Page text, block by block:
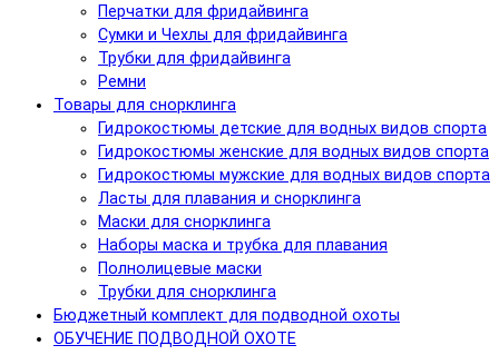
Перчатки для фридайвинга
Сумки и Чехлы для фридайвинга
Трубки для фридайвинга
Ремни
Товары для снорклинга
Гидрокостюмы детские для водных видов спорта
Гидрокостюмы женские для водных видов спорта
Гидрокостюмы мужские для водных видов спорта
Ласты для плавания и снорклинга
Маски для снорклинга
Наборы маска и трубка для плавания
Полнолицевые маски
Трубки для снорклинга
Бюджетный комплект для подводной охоты
ОБУЧЕНИЕ ПОДВОДНОЙ ОХОТЕ